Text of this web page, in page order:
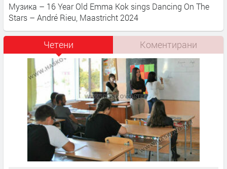
Музика – 16 Year Old Emma Kok sings Dancing On The
Stars – André Rieu, Maastricht 2024
Четени Коментирани